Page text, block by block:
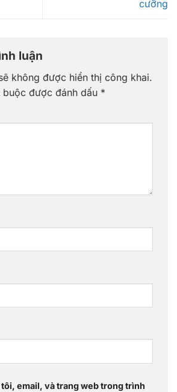
cưỡng
luận
không được hiển thị công khai.
được đánh dấu *
tôi, email, và trang web trong trình